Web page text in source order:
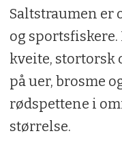
Saltstraumen er
og
kveite, stortorsk
på uer, brosme
rødspettene i
størrelse.